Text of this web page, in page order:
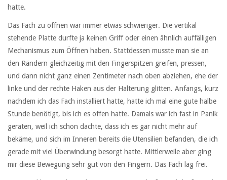
hatte.
Das Fach zu öffnen war immer etwas schwieriger. Die vertikal
stehende Platte durfte ja keinen Griff oder einen ähnlich auffälligen
Mechanismus zum Öffnen haben. Stattdessen musste man sie an
den Rändern gleichzeitig mit den Fingerspitzen greifen, pressen,
und dann nicht ganz einen Zentimeter nach oben abziehen, ehe der
linke und der rechte Haken aus der Halterung glitten. Anfangs, kurz
nachdem ich das Fach installiert hatte, hatte ich mal eine gute halbe
Stunde benötigt, bis ich es offen hatte. Damals war ich fast in Panik
geraten, weil ich schon dachte, dass ich es gar nicht mehr auf
bekäme, und sich im Inneren bereits die Utensilien befanden, die ich
gerade mit viel Überwindung besorgt hatte. Mittlerweile aber ging
mir diese Bewegung sehr gut von den Fingern. Das Fach lag frei.